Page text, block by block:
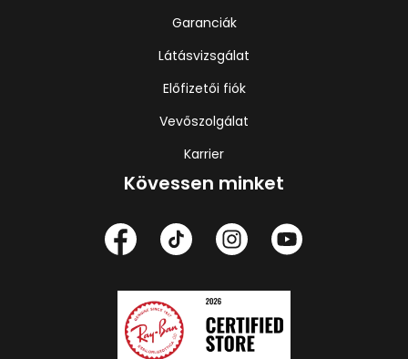
Garanciák
Látásvizsgálat
Előfizetői fiók
Vevőszolgálat
Karrier
Kövessen minket